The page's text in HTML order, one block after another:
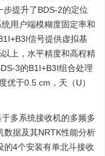
提升了BDS-2的定位
用户端模糊度固定率和
信号提供虚拟基
上，水平精度和高程精
3的B1I+B3I组合处理
优于0.5 cm，天（U）
多系统接收机的多频多
数据及其NRTK性能分析
的4个安装有单北斗接收